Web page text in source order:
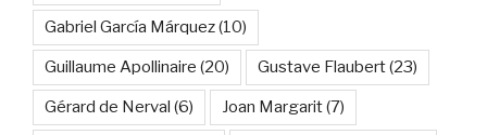
Gabriel García Márquez(10)
Guillaume Apollinaire (20) Gustave Flaubert(23)
Gérard de Nerval (6) Joan Margarit(7)